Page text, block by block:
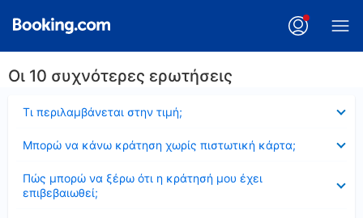
Οι 10 συχνότερες ερωτήσεις
Τι περιλαμβάνεται στην τιμή;
Μπορώ να κάνω κράτηση χωρίς πιστωτική κάρτα;
Πώς μπορώ να ξέρω ότι η κράτησή μου έχει
επιβεβαιωθεί;